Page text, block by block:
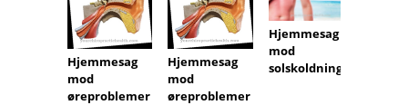
Hjemmesag
mod
øreproblemer
Hjemmesag
mod
øreproblemer
Hjemmesag
mod
solskoldning